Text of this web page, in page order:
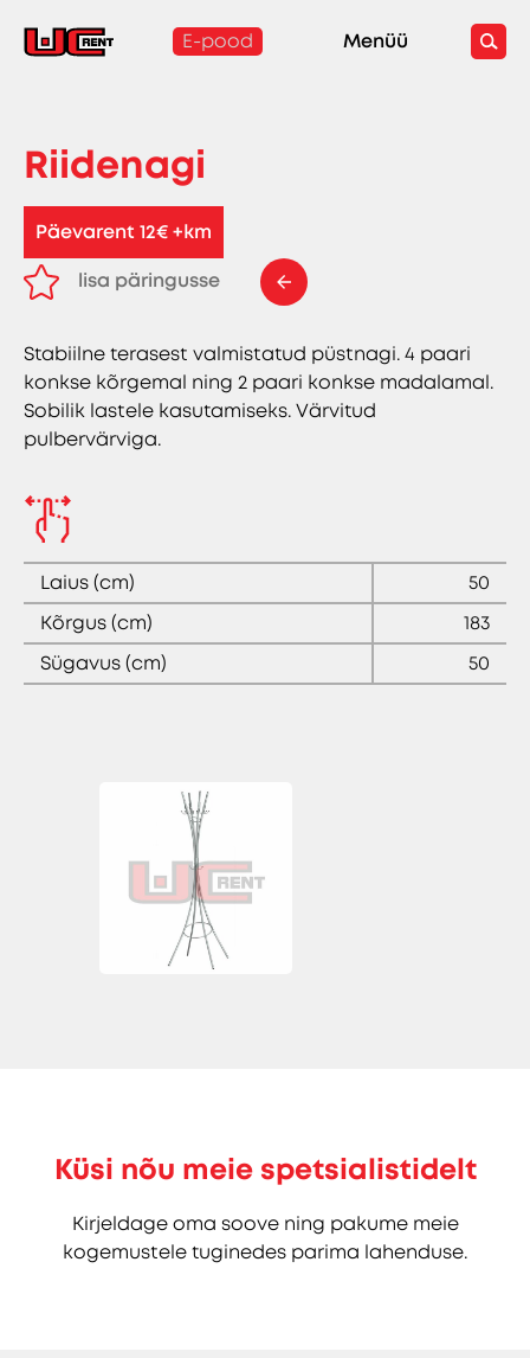
E-pood Menüü
Riidenagi
Päevarent 12€ +km
lisa päringusse
Stabiilne terasest valmistatud püstnagi. 4 paari
konkse kõrgemal ning 2 paari konkse madalamal.
Sobilik lastele kasutamiseks. Värvitud
pulbervärviga.
Laius (cm)
50
Kõrgus (cm)
183
Sügavus (cm)
50
Küsi nõu meie spetsialistidelt
Kirjeldage oma soove ning pakume meie
kogemustele tuginedes parima lahenduse.